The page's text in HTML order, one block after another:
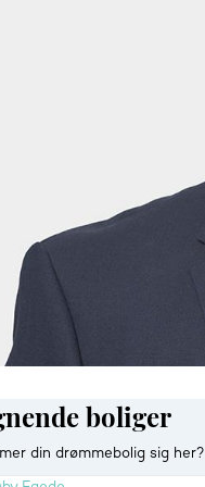
boliger
din drømmebolig sig her?